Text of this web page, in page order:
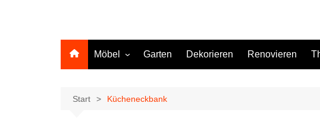
Möbel Garten Dekorieren Renovieren
Start Kücheneckbank